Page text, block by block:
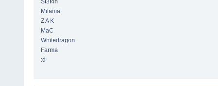
St3f4n
Milania
Z A K
MaC
Whitedragon
Farma
:d